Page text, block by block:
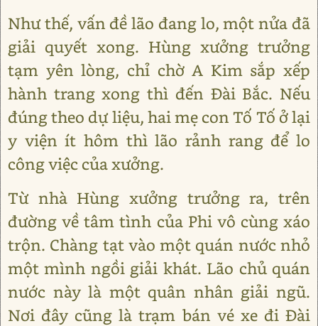
Như thế, vấn đề lão đang lo, một nửa đã
giải quyết xong. Hùng xưởng trưởng
tạm yên lòng, chỉ chờ A Kim sắp xếp
hành trang xong thì đến Đài Bắc. Nếu
đúng theo dự liệu, hai mẹ con Tố Tố ở lại
y viện ít hôm thì lão rảnh rang để lo
công việc của xưởng.
Từ nhà Hùng xưởng trưởng ra, trên
đường về tâm tình của Phi vô cùng xáo
trộn. Chàng tạt vào một quán nước nhỏ
một mình ngồi giải khát. Lão chủ quán
nước này là một quân nhân giải ngũ.
Nơi đây cũng là trạm bán vé xe đi Đài